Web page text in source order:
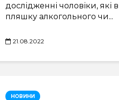
дослідженні чоловіки,
пляшку алкогольного чи...
21.08.2022
НОВИНИ